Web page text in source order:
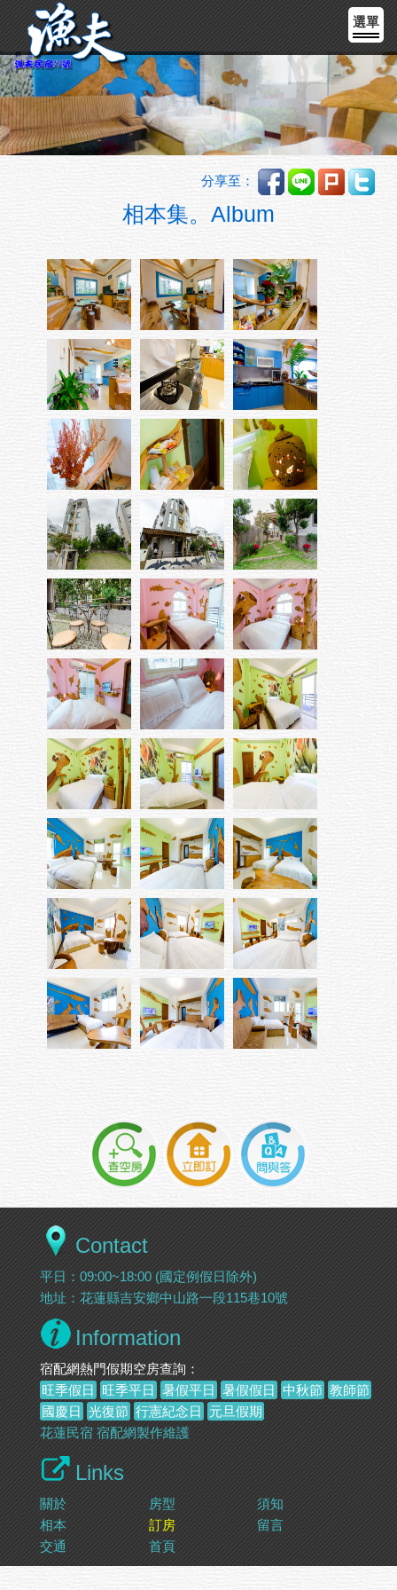
選單
分享至：
相本集。Album
Contact
平日：09:00~18:00 (國定例假日除外)
地址：花蓮縣吉安鄉中山路一段115巷10號
Information
宿配網熱門假期空房查詢：
旺季假日
旺季平日 暑假平日 暑假假日 中秋節 教師節
國慶日 光復節 行憲紀念日
元旦假期
花蓮民宿 宿配網製作維護
Links
關於 房型
須知
相本
訂房
留言
交通
首頁